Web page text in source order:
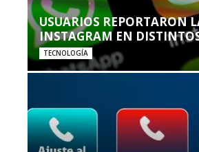
USUARIOS REPORTARON
INSTAGRAM EN
TECNOLOGÍA